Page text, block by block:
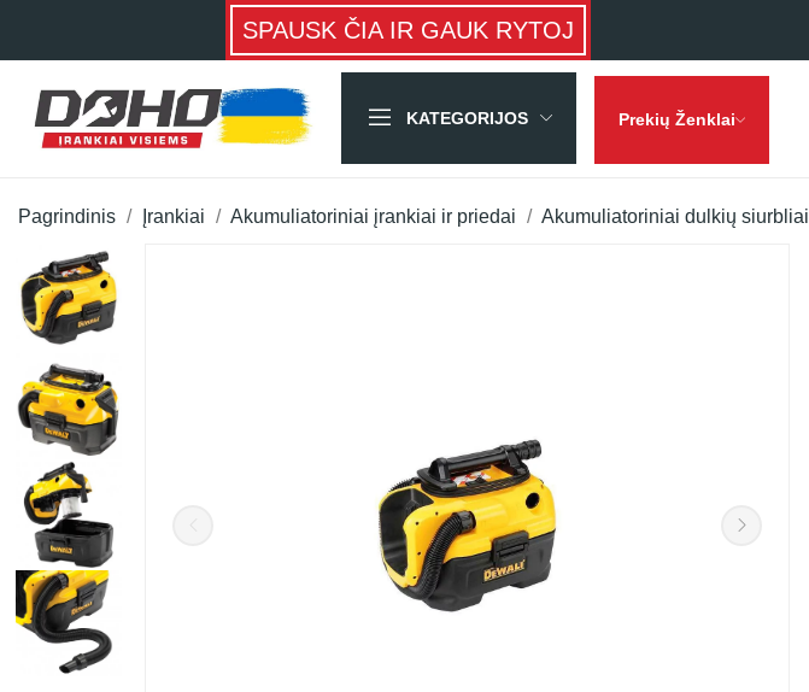
SPAUSK ČIA IR GAUK RYTOJ
KATEGORIJOS Prekių Ženklai
Pagrindinis Įrankiai Akumuliatoriniai įrankiai ir priedai Akumuliatoriniai dulkių siurbliai